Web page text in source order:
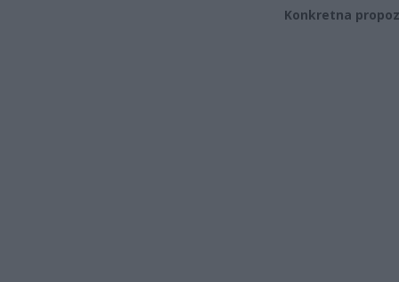
Konkretna